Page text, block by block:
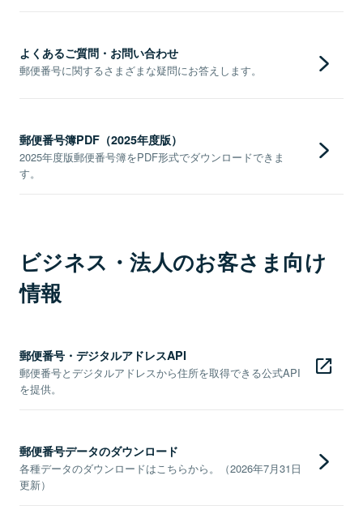
よくあるご質問・お問い合わせ
郵便番号に関するさまざまな疑問にお答えします。
郵便番号簿PDF（2025年度版）
2025年度版郵便番号簿をPDF形式でダウンロードできま
す。
ビジネス・法人のお客さま向け
情報
郵便番号・デジタルアドレスAPI
郵便番号とデジタルアドレスから住所を取得できる公式API
を提供。
郵便番号データのダウンロード
各種データのダウンロードはこちらから。（2026年7月31日
更新）